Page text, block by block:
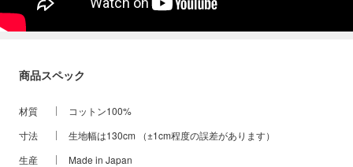
商品スペック
材質
コットン100%
寸法
生地幅は130cm （±1cm程度の誤差があります）
生産
Made in Japan